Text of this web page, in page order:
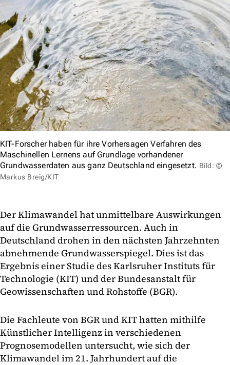
KIT-Forscher haben für ihre Vorhersagen Verfahren des
Maschinellen Lernens auf Grundlage vorhandener
Grundwasserdaten aus ganz Deutschland eingesetzt. Bild: ©
Markus Breig/KIT
Der Klimawandel hat unmittelbare Auswirkungen
auf die Grundwasserressourcen. Auch in
Deutschland drohen in den nächsten Jahrzehnten
abnehmende Grundwasserspiegel. Dies ist das
Ergebnis einer Studie des Karlsruher Instituts für
Technologie (KIT) und der Bundesanstalt für
Geowissenschaften und Rohstoffe (BGR).
Die Fachleute von BGR und KIT hatten mithilfe
Künstlicher Intelligenz in verschiedenen
Prognosemodellen untersucht, wie sich der
Klimawandel im 21. Jahrhundert auf die